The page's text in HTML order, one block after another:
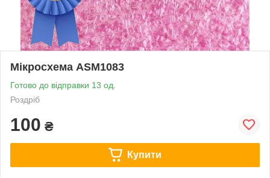
Мікросхема ASM1083
Готово до відправки 13 од.
Роздріб
100 ₴
Купити